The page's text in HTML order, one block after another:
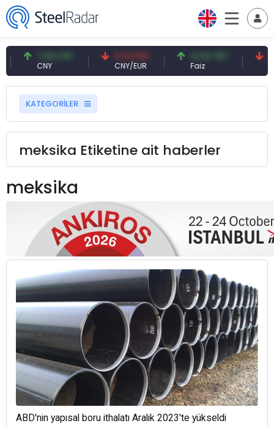
7,09 CNY
CNY
0,13 CNY
CNY/EUR
41,54 TRY
Faiz
79,73
KATEGORİLER
meksika Etiketine ait haberler
meksika
ABD'nin yapısal boru ithalatı Aralık 2023'te yükseldi